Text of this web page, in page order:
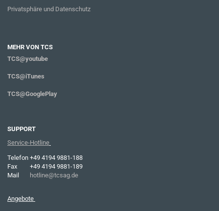
Privatsphäre und Datenschutz
MEHR VON TCS
TCS@youtube
TCS@iTunes
TCS@GooglePlay
SUPPORT
Service-Hotline
Telefon +49 4194 9881-188
Fax
+49 4194 9881-189
Mail
hotline@tcsag.de
Angebote